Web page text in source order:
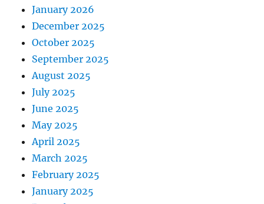
January 2026
December 2025
October 2025
September 2025
August 2025
July 2025
June 2025
May 2025
April 2025
March 2025
February 2025
January 2025